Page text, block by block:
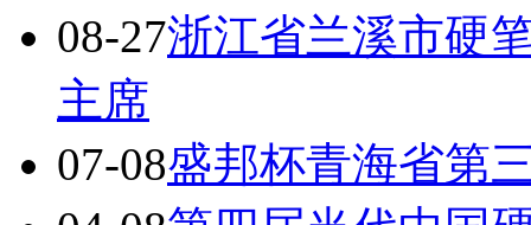
08-27浙江省兰溪市硬
主席
07-08盛邦杯青海省第